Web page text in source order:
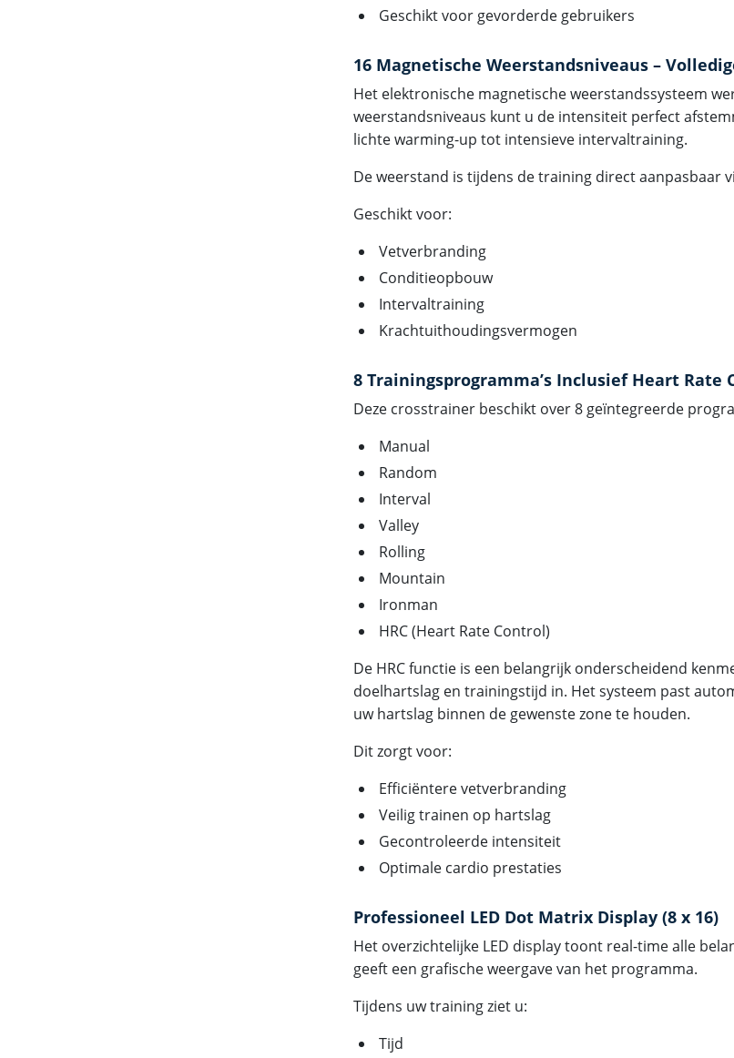
Geschikt voor gevorderde gebruikers
16 Magnetische Weerstandsniveaus –
Het elektronische magnetische weerstandssysteem
weerstandsniveaus kunt u de intensiteit perfect
lichte warming-up tot intensieve intervaltraining.
De weerstand is tijdens de training direct aanpasbaar
Geschikt voor:
Vetverbranding
Conditieopbouw
Intervaltraining
Krachtuithoudingsvermogen
8 Trainingsprogramma’s Inclusief Heart Rate
Deze crosstrainer beschikt over 8 geïntegreerde
Manual
Random
Interval
Valley
Rolling
Mountain
Ironman
HRC (Heart Rate Control)
De HRC functie is een belangrijk onderscheidend
doelhartslag en trainingstijd in. Het systeem past
uw hartslag binnen de gewenste zone te houden.
Dit zorgt voor:
Efficiëntere vetverbranding
Veilig trainen op hartslag
Gecontroleerde intensiteit
Optimale cardio prestaties
Professioneel LED Dot Matrix Display (8 x 16)
Het overzichtelijke LED display toont real-time alle
geeft een grafische weergave van het programma.
Tijdens uw training ziet u:
Tijd